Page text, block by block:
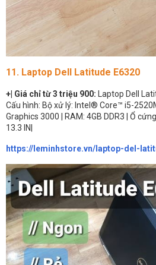
11. Laptop Dell Latitude E6320
+| Giá chỉ từ 3 triệu 900: Laptop Dell
Cấu hình: Bộ xử lý: Intel® Core™ i5-
Graphics 3000 | RAM: 4GB DDR3 | Ổ
13.3 IN|
https://leminhstore.vn/laptop-del-